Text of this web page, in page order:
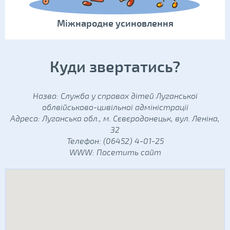
Міжнародне усиновлення
Куди звертатись?
Назва: Служба у справах дітей Луганської
облвійськово-цивільної адміністрації
Адреса: Луганська обл., м. Сєвєродонецьк, вул. Леніна,
32
Телефон: (06452) 4-01-25
WWW: Посетить сайт